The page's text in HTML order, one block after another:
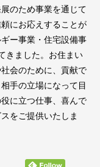
のため事業を通じて
にお応えすることが
ー事業・住宅設備事
きました。お住まい
会のために、貢献で
手の立場になって目
に立つ仕事、喜んで
をご提供いたしま